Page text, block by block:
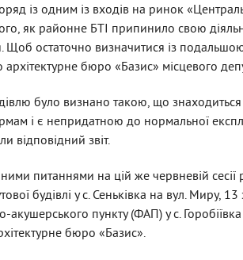
із одним із входів на ринок
як районне БТІ припинило свою
Щоб остаточно визначитися із
бюро «Базис» місцевого
було визнано такою, що знаходиться
і є непридатною до нормальної
відповідний звіт.
питаннями на цій же червневій сесії
будівлі у с. Сеньківка на вул.
акушерського пункту (ФАП) у с.
бюро «Базис».